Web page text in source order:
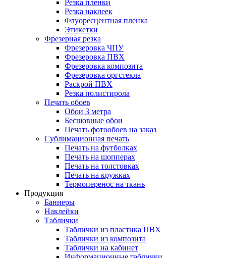
Резка пленки
Резка наклеек
Флуоресцентная пленка
Этикетки
Фрезерная резка
Фрезеровка ЧПУ
Фрезеровка ПВХ
Фрезеровка композита
Фрезеровка оргстекла
Раскрой ПВХ
Резка полистирола
Печать обоев
Обои 3 метра
Бесшовные обои
Печать фотообоев на заказ
Сублимационная печать
Печать на футболках
Печать на шопперах
Печать на толстовках
Печать на кружках
Термоперенос на ткань
Продукция
Баннеры
Наклейки
Таблички
Таблички из пластика ПВХ
Таблички из композита
Таблички на кабинет